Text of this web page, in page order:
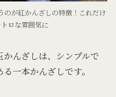
のが紅かんざしの特徴！これだけ
ロな雰囲気に
んざしは、シンプルで
一本かんざしです。